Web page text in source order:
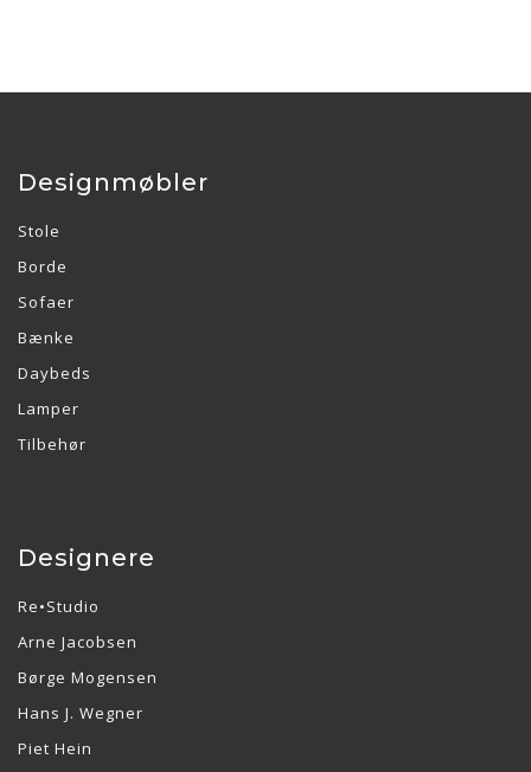
Designmøbler
Stole
Borde
Sofaer
Bænke
Daybeds
Lamper
Tilbehør
Designere
Re•Studio
Arne Jacobsen
Børge Mogensen
Hans J. Wegner
Piet Hein